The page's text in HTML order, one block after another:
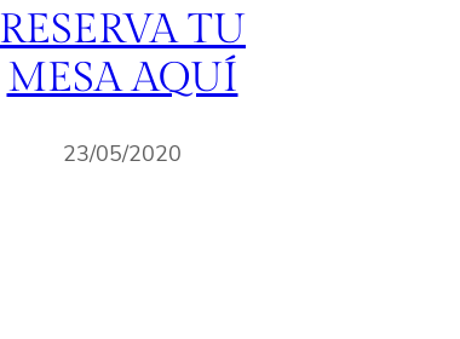
RESERVA TU
MESA AQUÍ
23/05/2020